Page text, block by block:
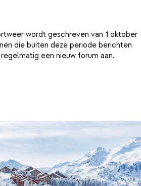
wordt geschreven van 1 oktober
die buiten deze periode berichten
een nieuw forum aan.